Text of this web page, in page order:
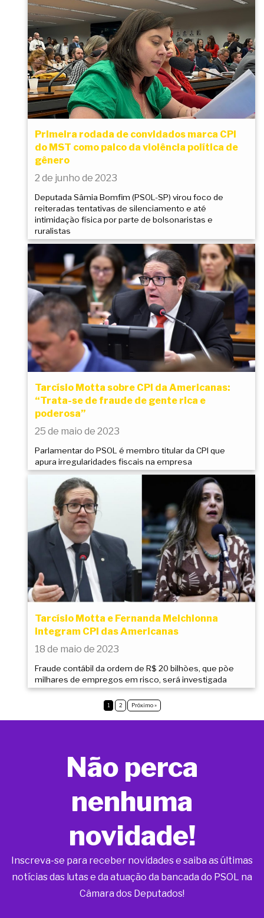
Primeira rodada de convidados marca CPI
do MST como palco da violência política de
gênero
2 de junho de 2023
Deputada Sâmia Bomfim (PSOL-SP) virou foco de
reiteradas tentativas de silenciamento e até
intimidação física por parte de bolsonaristas e
ruralistas
Tarcísio Motta sobre CPI da Americanas:
“Trata-se de fraude de gente rica e
poderosa”
25 de maio de 2023
Parlamentar do PSOL é membro titular da CPI que
apura irregularidades fiscais na empresa
Tarcísio Motta e Fernanda Melchionna
integram CPI das Americanas
18 de maio de 2023
Fraude contábil da ordem de R$ 20 bilhões, que põe
milhares de empregos em risco, será investigada
1 2 Próximo »
Não perca
nenhuma
novidade!
Inscreva-se para receber novidades e saiba as últimas
notícias das lutas e da atuação da bancada do PSOL na
Câmara dos Deputados!